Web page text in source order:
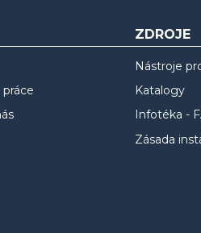
ZDROJE
Nástroje
Katalogy
Infotéka -
Zásada